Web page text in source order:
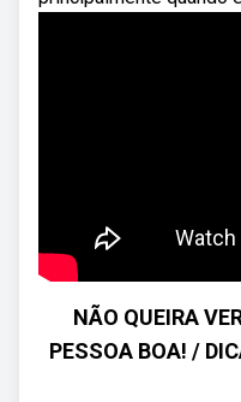
NÃO QUEIRA
PESSOA BOA! /